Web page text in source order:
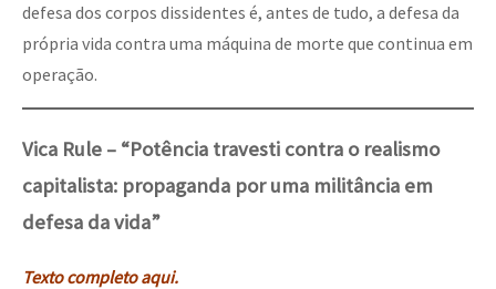
defesa dos corpos dissidentes é, antes de tudo, a defesa da
própria vida contra uma máquina de morte que continua em
operação.
Vica Rule – “Potência travesti contra o realismo
capitalista: propaganda por uma militância em
defesa da vida”
Texto completo aqui.